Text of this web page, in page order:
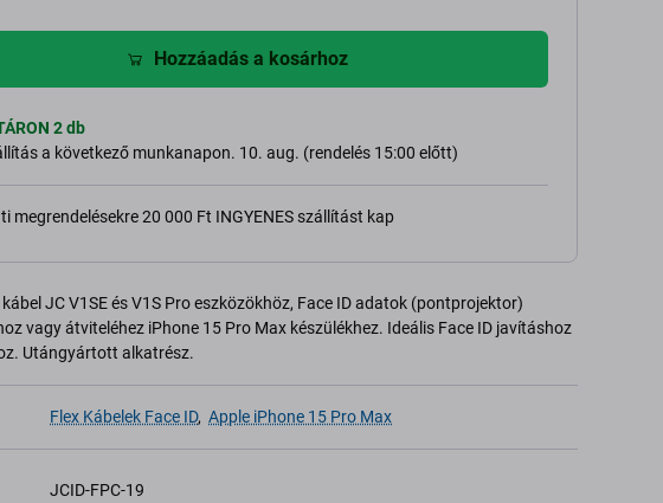
Hozzáadás a kosárhoz
2 db
a következő munkanapon. 10. aug. (rendelés 15:00 előtt)
megrendelésekre 20 000 Ft INGYENES szállítást kap
JC V1SE és V1S Pro eszközökhöz, Face ID adatok (pontprojektor)
vagy átviteléhez iPhone 15 Pro Max készülékhez. Ideális Face ID javításhoz
Utángyártott alkatrész.
Flex Kábelek Face ID, Apple iPhone 15 Pro Max
JCID-FPC-19